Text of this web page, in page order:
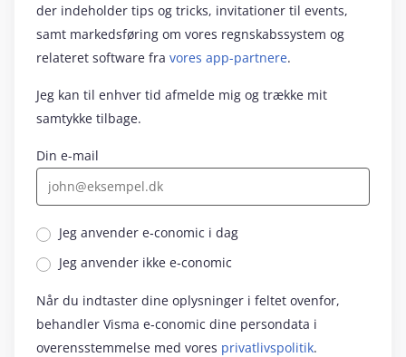
der indeholder tips og tricks, invitationer til events,
samt markedsføring om vores regnskabssystem og
relateret software fra vores app-partnere.
Jeg kan til enhver tid afmelde mig og trække mit
samtykke tilbage.
Din e-mail
Jeg anvender e‑conomic i dag
Jeg anvender ikke e‑conomic
Når du indtaster dine oplysninger i feltet ovenfor,
behandler Visma e‑conomic dine persondata i
overensstemmelse med vores privatlivspolitik.